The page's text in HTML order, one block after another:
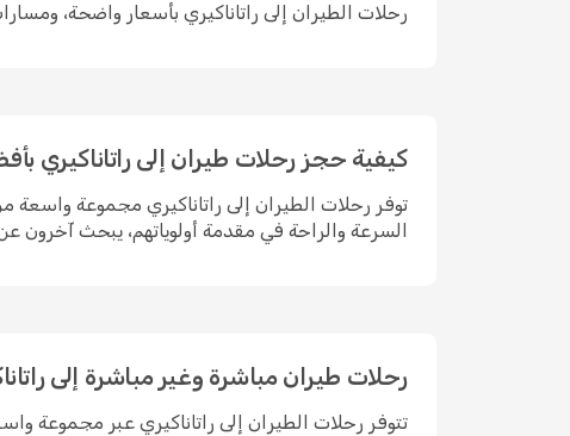
رحلات الطيران إلى راتاناكيري بأسعار واضحة،
كيفية حجز رحلات طيران إلى راتاناكيري
توفر رحلات الطيران إلى راتاناكيري مجموعة واسعة
السرعة والراحة في مقدمة أولوياتهم، يبحث آخرون
رحلات طيران مباشرة وغير مباشرة إلى
تتوفر رحلات الطيران إلى راتاناكيري عبر مجموعة